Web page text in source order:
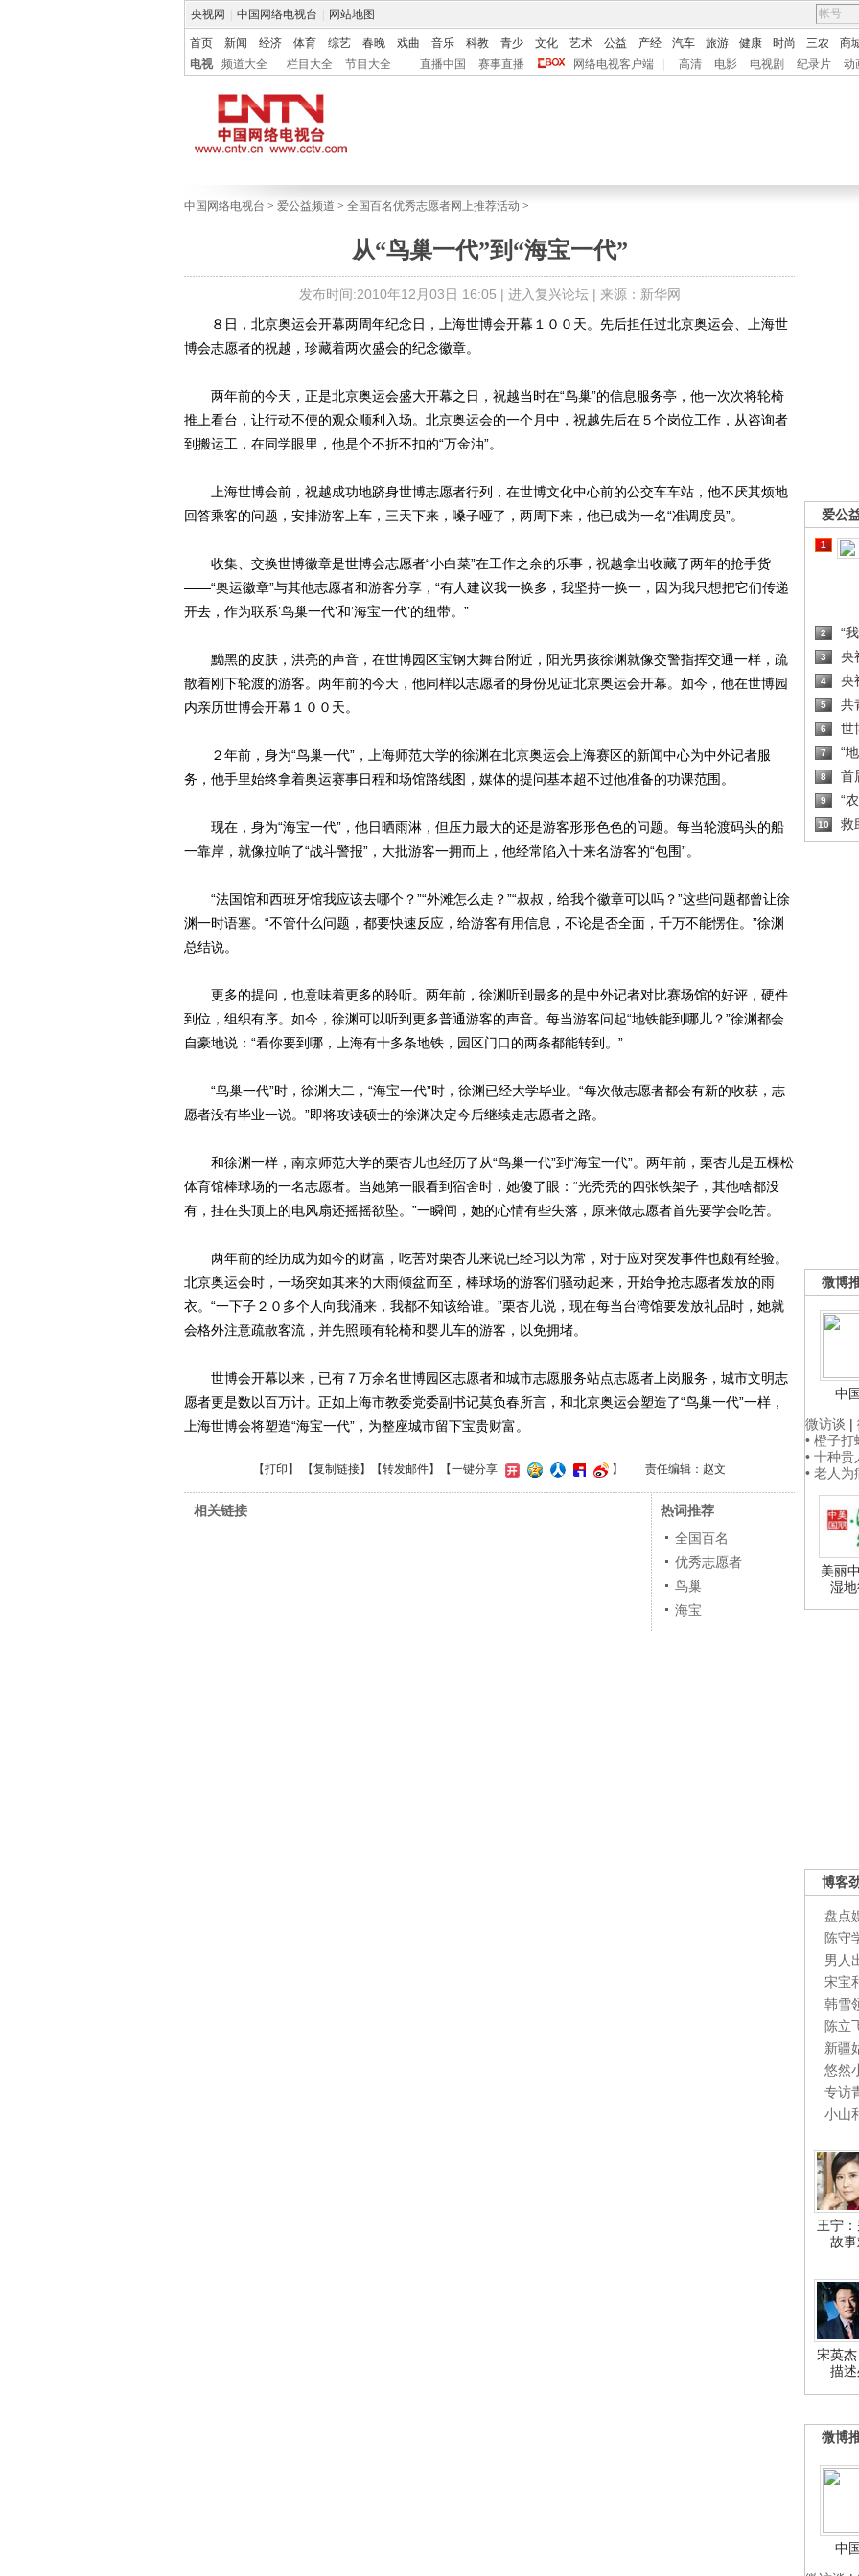
央视网 中国网络电视台 网站地图
首页 新闻 经济 体育 综艺 春晚 戏曲 音乐 科教 青少 文化 艺术 公益 产经 汽车 旅游 健康 时尚 三农 商
电视
频道大全 栏目大全 节目大全 直播中国 赛事直播 网络电视客户端 高清 电影 电视剧 纪录片 动
中国网络电视台 > 爱公益频道 > 全国百名优秀志愿者网上推荐活动 >
从“鸟巢一代”到“海宝一代”
发布时间:2010年12月03日 16:05 | 进入复兴论坛| 来源：新华网
爱公
1
2 “
3 央
4 央
5 共
6 世
7 “
8 首
9 “
10 救
微博
中
微访谈 |
• 橙子打
• 十种
• 老人
美丽
湿
博客
盘点
陈守
男人
宋宝
韩雪
陈立
新疆
悠然
专访
小山
王宁
故
宋英杰
描
微博
中
８日，北京奥运会开幕两周年纪念日，上海世博会开幕１００天。先后担任过北京奥运会、上海世
博会志愿者的祝越，珍藏着两次盛会的纪念徽章。
两年前的今天，正是北京奥运会盛大开幕之日，祝越当时在“鸟巢”的信息服务亭，他一次次将轮椅
推上看台，让行动不便的观众顺利入场。北京奥运会的一个月中，祝越先后在５个岗位工作，从咨询者
到搬运工，在同学眼里，他是个不折不扣的“万金油”。
上海世博会前，祝越成功地跻身世博志愿者行列，在世博文化中心前的公交车车站，他不厌其烦地
回答乘客的问题，安排游客上车，三天下来，嗓子哑了，两周下来，他已成为一名“准调度员”。
收集、交换世博徽章是世博会志愿者“小白菜”在工作之余的乐事，祝越拿出收藏了两年的抢手货
——“奥运徽章”与其他志愿者和游客分享，“有人建议我一换多，我坚持一换一，因为我只想把它们传递
开去，作为联系‘鸟巢一代’和‘海宝一代’的纽带。”
黝黑的皮肤，洪亮的声音，在世博园区宝钢大舞台附近，阳光男孩徐渊就像交警指挥交通一样，疏
散着刚下轮渡的游客。两年前的今天，他同样以志愿者的身份见证北京奥运会开幕。如今，他在世博园
内亲历世博会开幕１００天。
２年前，身为“鸟巢一代”，上海师范大学的徐渊在北京奥运会上海赛区的新闻中心为中外记者服
务，他手里始终拿着奥运赛事日程和场馆路线图，媒体的提问基本超不过他准备的功课范围。
现在，身为“海宝一代”，他日晒雨淋，但压力最大的还是游客形形色色的问题。每当轮渡码头的船
一靠岸，就像拉响了“战斗警报”，大批游客一拥而上，他经常陷入十来名游客的“包围”。
“法国馆和西班牙馆我应该去哪个？”“外滩怎么走？”“叔叔，给我个徽章可以吗？”这些问题都曾让徐
渊一时语塞。“不管什么问题，都要快速反应，给游客有用信息，不论是否全面，千万不能愣住。”徐渊
总结说。
更多的提问，也意味着更多的聆听。两年前，徐渊听到最多的是中外记者对比赛场馆的好评，硬件
到位，组织有序。如今，徐渊可以听到更多普通游客的声音。每当游客问起“地铁能到哪儿？”徐渊都会
自豪地说：“看你要到哪，上海有十多条地铁，园区门口的两条都能转到。”
“鸟巢一代”时，徐渊大二，“海宝一代”时，徐渊已经大学毕业。“每次做志愿者都会有新的收获，志
愿者没有毕业一说。”即将攻读硕士的徐渊决定今后继续走志愿者之路。
和徐渊一样，南京师范大学的栗杏儿也经历了从“鸟巢一代”到“海宝一代”。两年前，栗杏儿是五棵松
体育馆棒球场的一名志愿者。当她第一眼看到宿舍时，她傻了眼：“光秃秃的四张铁架子，其他啥都没
有，挂在头顶上的电风扇还摇摇欲坠。”一瞬间，她的心情有些失落，原来做志愿者首先要学会吃苦。
两年前的经历成为如今的财富，吃苦对栗杏儿来说已经习以为常，对于应对突发事件也颇有经验。
北京奥运会时，一场突如其来的大雨倾盆而至，棒球场的游客们骚动起来，开始争抢志愿者发放的雨
衣。“一下子２０多个人向我涌来，我都不知该给谁。”栗杏儿说，现在每当台湾馆要发放礼品时，她就
会格外注意疏散客流，并先照顾有轮椅和婴儿车的游客，以免拥堵。
世博会开幕以来，已有７万余名世博园区志愿者和城市志愿服务站点志愿者上岗服务，城市文明志
愿者更是数以百万计。正如上海市教委党委副书记莫负春所言，和北京奥运会塑造了“鸟巢一代”一样，
上海世博会将塑造“海宝一代”，为整座城市留下宝贵财富。
【打印 】 【复制链接】【转发邮件】 【一键分享 】 责任编辑：赵文
相关链接
热词推荐
全国百名
优秀志愿者
鸟巢
海宝